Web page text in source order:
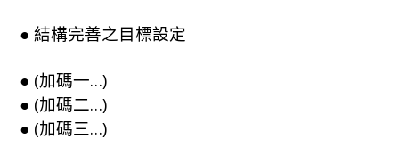
● 結構完善之目標設定
● (加碼一…)
● (加碼二…)
● (加碼三…)